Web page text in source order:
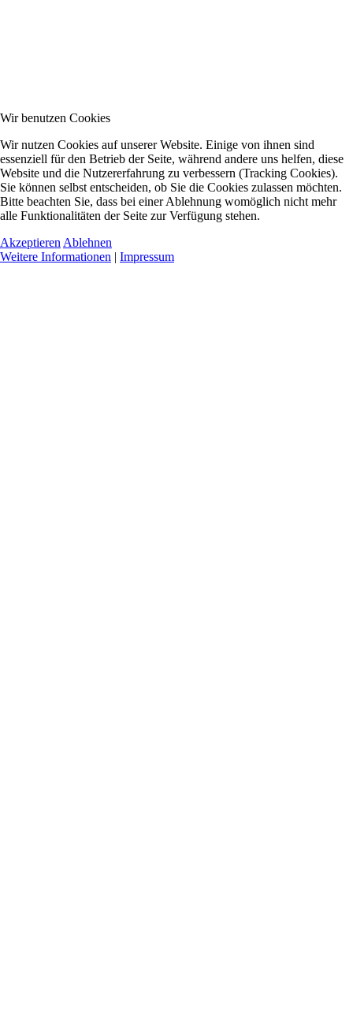
Wir benutzen Cookies
Wir nutzen Cookies auf unserer Website. Einige von ihnen sind
essenziell für den Betrieb der Seite, während andere uns helfen, diese
Website und die Nutzererfahrung zu verbessern (Tracking Cookies).
Sie können selbst entscheiden, ob Sie die Cookies zulassen möchten.
Bitte beachten Sie, dass bei einer Ablehnung womöglich nicht mehr
alle Funktionalitäten der Seite zur Verfügung stehen.
Akzeptieren Ablehnen
Weitere Informationen | Impressum